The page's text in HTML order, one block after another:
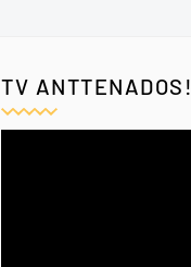
TV ANTTENADOS!